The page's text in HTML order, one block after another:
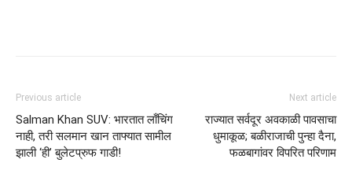
Previous article
Salman Khan SUV: भारतात लाँचिंग
नाही, तरी सलमान खान ताफ्यात सामील
झाली ‘ही’ बुलेटप्रुफ गाडी!
Next article
राज्यात सर्वदूर अवकाळी पावसाचा
धुमाकूळ; बळीराजाची पुन्हा दैना,
फळबागांवर विपरित परिणाम